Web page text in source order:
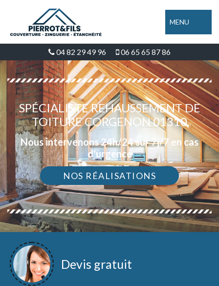
MENU
04 82 29 49 96 06 65 65 87 86
SPÉCIALISTE REHAUSSEMENT DE
TOITURE CORGENON 01310
Nous intervenons 24h/24 sur 7j/7 en cas
d'urgence
NOS RÉALISATIONS
Devis gratuit